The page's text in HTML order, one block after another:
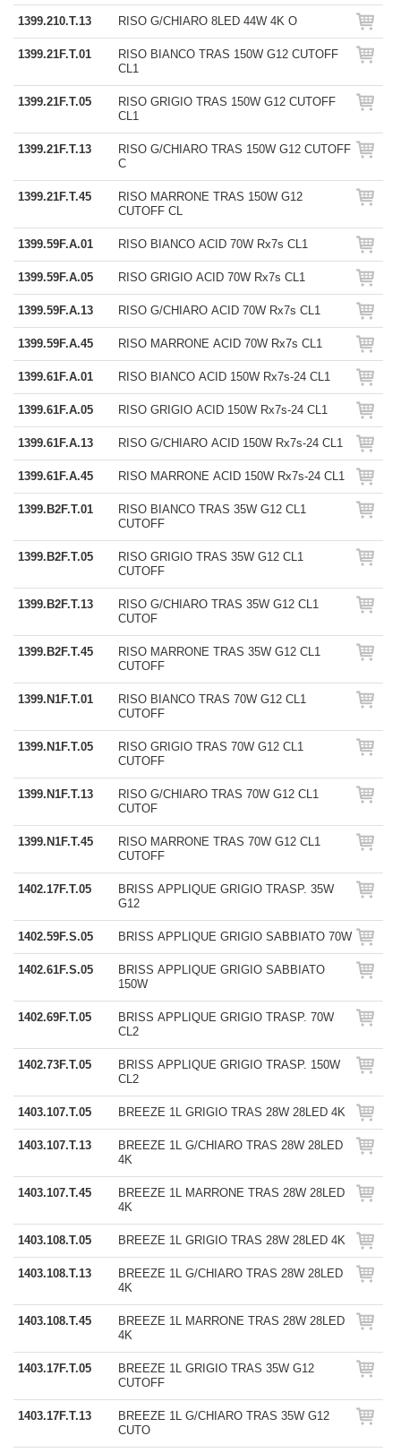
1399.210.T.13 RISO G/CHIARO 8LED 44W 4K O
1399.21F.T.01
RISO BIANCO TRAS 150W G12 CUTOFF
CL1
1399.21F.T.05
RISO GRIGIO TRAS 150W G12 CUTOFF
CL1
1399.21F.T.13
RISO G/CHIARO TRAS 150W G12 CUTOFF
C
1399.21F.T.45
RISO MARRONE TRAS 150W G12
CUTOFF CL
1399.59F.A.01 RISO BIANCO ACID 70W Rx7s CL1
1399.59F.A.05 RISO GRIGIO ACID 70W Rx7s CL1
1399.59F.A.13 RISO G/CHIARO ACID 70W Rx7s CL1
1399.59F.A.45 RISO MARRONE ACID 70W Rx7s CL1
1399.61F.A.01 RISO BIANCO ACID 150W Rx7s-24 CL1
1399.61F.A.05 RISO GRIGIO ACID 150W Rx7s-24 CL1
1399.61F.A.13 RISO G/CHIARO ACID 150W Rx7s-24 CL1
1399.61F.A.45 RISO MARRONE ACID 150W Rx7s-24 CL1
1399.B2F.T.01
RISO BIANCO TRAS 35W G12 CL1
CUTOFF
1399.B2F.T.05
RISO GRIGIO TRAS 35W G12 CL1
CUTOFF
1399.B2F.T.13
RISO G/CHIARO TRAS 35W G12 CL1
CUTOF
1399.B2F.T.45
RISO MARRONE TRAS 35W G12 CL1
CUTOFF
1399.N1F.T.01
RISO BIANCO TRAS 70W G12 CL1
CUTOFF
1399.N1F.T.05
RISO GRIGIO TRAS 70W G12 CL1
CUTOFF
1399.N1F.T.13
RISO G/CHIARO TRAS 70W G12 CL1
CUTOF
1399.N1F.T.45
RISO MARRONE TRAS 70W G12 CL1
CUTOFF
1402.17F.T.05
BRISS APPLIQUE GRIGIO TRASP. 35W
G12
1402.59F.S.05 BRISS APPLIQUE GRIGIO SABBIATO 70W
1402.61F.S.05
BRISS APPLIQUE GRIGIO SABBIATO
150W
1402.69F.T.05
BRISS APPLIQUE GRIGIO TRASP. 70W
CL2
1402.73F.T.05
BRISS APPLIQUE GRIGIO TRASP. 150W
CL2
1403.107.T.05 BREEZE 1L GRIGIO TRAS 28W 28LED 4K
1403.107.T.13
BREEZE 1L G/CHIARO TRAS 28W 28LED
4K
1403.107.T.45
BREEZE 1L MARRONE TRAS 28W 28LED
4K
1403.108.T.05 BREEZE 1L GRIGIO TRAS 28W 28LED 4K
1403.108.T.13
BREEZE 1L G/CHIARO TRAS 28W 28LED
4K
1403.108.T.45
BREEZE 1L MARRONE TRAS 28W 28LED
4K
1403.17F.T.05
BREEZE 1L GRIGIO TRAS 35W G12
CUTOFF
1403.17F.T.13
BREEZE 1L G/CHIARO TRAS 35W G12
CUTO